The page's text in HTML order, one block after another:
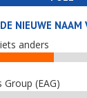
NIEUWE NAAM
anders
Group (EAG)